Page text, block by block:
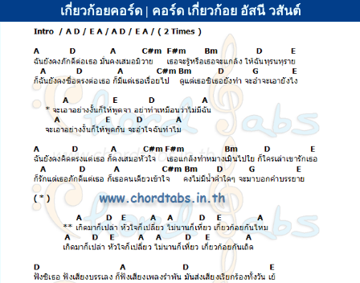
เกี่ยวก้อยคอร์ด | คอร์ด เกี่ยวก้อย อัสนี วสันต์